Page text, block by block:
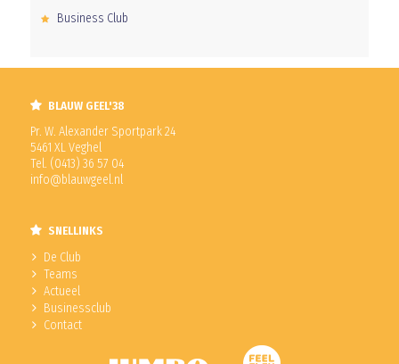
Business Club
BLAUW GEEL'38
Pr. W. Alexander Sportpark 24
5461 XL Veghel
Tel. (0413) 36 57 04
info@blauwgeel.nl
SNELLINKS
De Club
Teams
Actueel
Businessclub
Contact